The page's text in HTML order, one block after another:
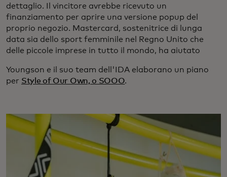
dettaglio. Il vincitore avrebbe ricevuto un
finanziamento per aprire una versione popup del
proprio negozio. Mastercard, sostenitrice di lunga
data sia dello sport femminile nel Regno Unito che
delle piccole imprese in tutto il mondo, ha aiutato
Youngson e il suo team dell'IDA elaborano un piano
per Style of Our Own, o SOOO.